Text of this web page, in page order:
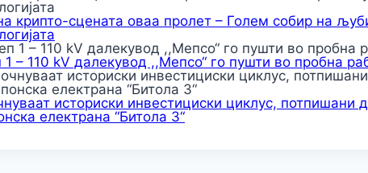
крипто-сцената оваа пролет – Голем собир на
– 110 kV далекувод ,,Мепсо“ го пушти во пробна
историски инвестициски циклус, потпишани
електрана “Битола 3“